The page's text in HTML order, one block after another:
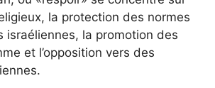
la protection des normes
israéliennes, la promotion des
et l’opposition vers des